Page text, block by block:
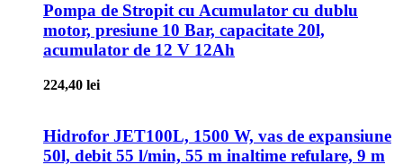
Pompa de Stropit cu Acumulator cu dublu
motor, presiune 10 Bar, capacitate 20l,
acumulator de 12 V 12Ah
224,40 lei
Hidrofor JET100L, 1500 W, vas de expansiune
50l, debit 55 l/min, 55 m inaltime refulare, 9 m